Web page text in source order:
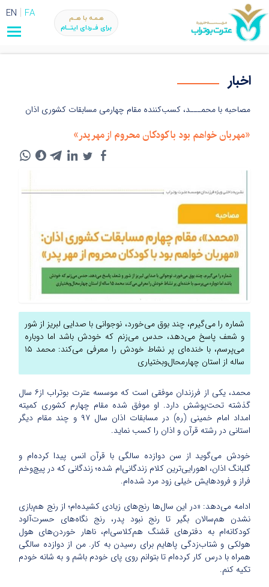
FA
EN
هـمـه با هــم
برای فــردای ایتـــام
اخبار
مصاحبه با محمـــد، کسب‌کننده مقام چهارمی مسابقات کشوری اذان
«مهربان خواهم بود با کودکان محروم از مهر پدر»
شماره را می‌گیرم، چند بوق می‌خورد، نوجوانی با صدایی لبریز از شور
و شعف پاسخ می‌دهد، حدس می‌زنم که خودش باشد اما دوباره
می‌پرسم، با خنده‌ای پر نشاط خودش را معرفی می‌کند: محمد ۱۵
ساله از استان چهارمحال‌وبختیاری
محمد، یکی از فرزندان موفقی است که موسسه عترت بوتراب از۶ سال
گذشته تحت‌پوشش دارد. او موفق شده مقام چهارم کشوری کمیته
امداد امام خمینی (ره) در مسابقات اذان سال ۹۷ و چند مقام دیگر
استانی در رشته قرآن و اذان را کسب نماید.
خودش می‌گوید از سن دوازده سالگی با قرآن انس پیدا کرده‌ام و
گلبانگ اذان، اهورایی‌ترین کلام زندگانی‌ام شده؛ زندگانی که در پیچ‌و‌خم
فراز و فرودهایش خیلی زود مرد شده‌ام.
ادامه می‌دهد: «در این سال‌ها رنج‌های زیادی کشیده‌ام؛ از رنج هم‌بازی
نشدن هم‌سالان بگیر تا رنج نبود پدر، رنج نگاه‌های حسرت‌آلود
کودکانه‌ام به دفترهای قشنگ هم‌کلاسی‌ام، ناهار خوردن‌های هول
هولکی و شتاب‌زدگی پاهایم برای رسیدن به کار. من از دوازده سالگی
همراه با درس کار کرده‌ام تا بتوانم روی پای خودم باشم و به شانه خودم
تکیه کنم.